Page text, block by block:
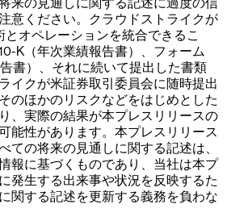
意ください。クラウドストライクが
とオペレーションを統合できるこ
K（年次業績報告書）、フォーム
書）、それに続いて提出した書類
イクが米証券取引委員会に随時提出
のほかのリスクなどをはじめとした
、実際の結果が本プレスリリースの
能性があります。本プレスリリース
ての将来の見通しに関する記述は、
報に基づくものであり、当社は本プ
発生する出来事や状況を反映するた
関する記述を更新する義務を負わな